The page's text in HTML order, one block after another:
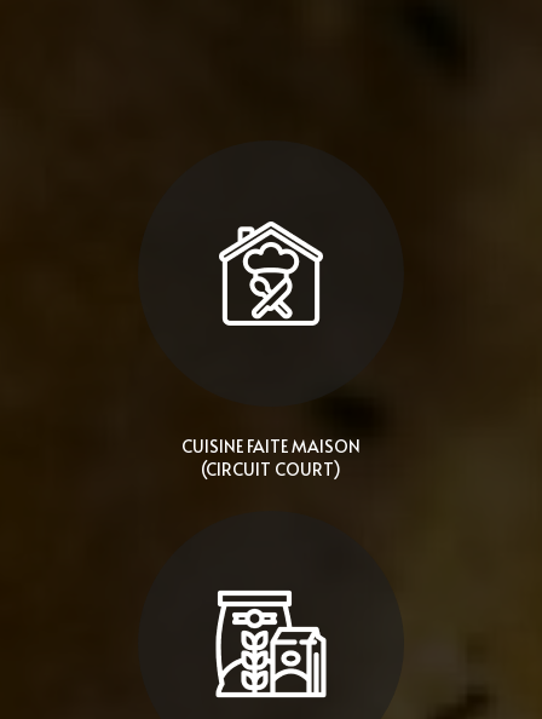
CUISINE FAITE MAISON
(CIRCUIT COURT)